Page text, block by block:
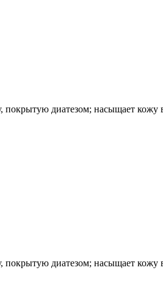
покрытую диатезом; насыщает кожу
покрытую диатезом; насыщает кожу